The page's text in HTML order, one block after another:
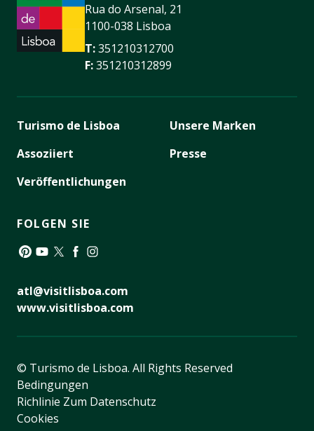
Rua do Arsenal, 21
1100-038 Lisboa
T:351210312700
F:351210312899
Turismo de Lisboa
Assoziiert
Veröffentlichungen
Unsere Marken
Presse
FOLGEN SIE
atl@visitlisboa.com
www.visitlisboa.com
© Turismo de Lisboa. All Rights Reserved
Bedingungen
Richlinie Zum Datenschutz
Cookies